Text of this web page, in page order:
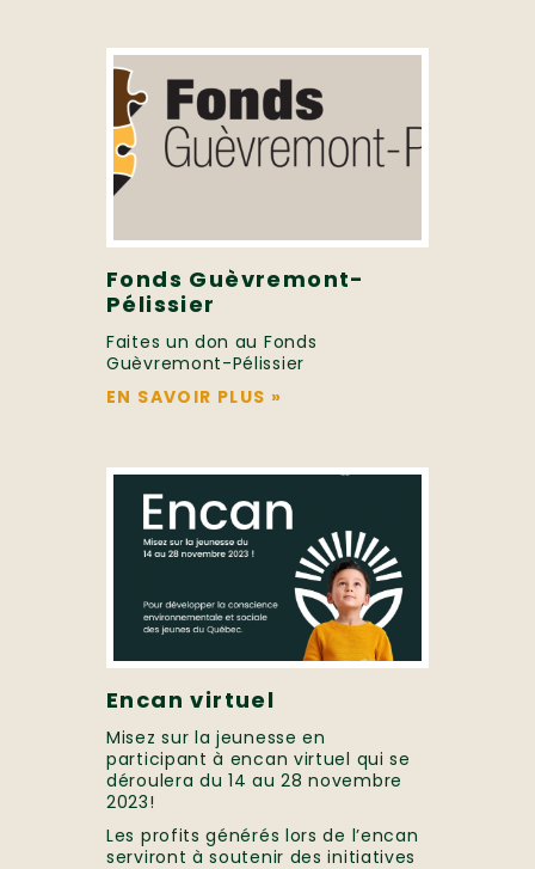
Fonds Guèvremont-
Pélissier
Faites un don au Fonds
Guèvremont-Pélissier
EN SAVOIR PLUS »
Encan virtuel
Misez sur la jeunesse en
participant à encan virtuel qui se
déroulera du 14 au 28 novembre
2023!
Les profits générés lors de l’encan
serviront à soutenir des initiatives